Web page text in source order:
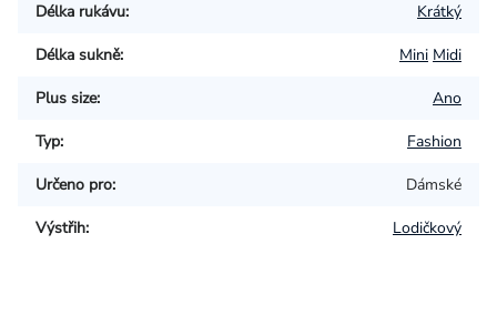
Délka rukávu: Krátký
Délka sukně: Mini Midi
Plus size: Ano
Typ: Fashion
Určeno pro: Dámské
Výstřih: Lodičkový